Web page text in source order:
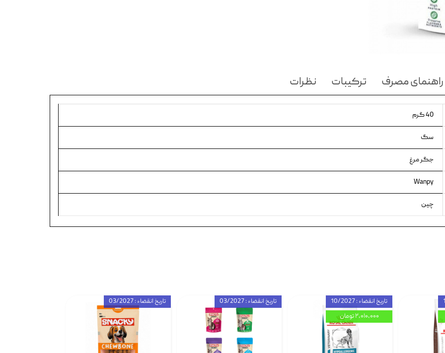
راهنمای مصرف ترکیبات نظرات
40 گرم
سگ
جگر مرغ
Wanpy
چین
تاریخ انقضاء : 03/2027 تاریخ انقضاء : 03/2027
تاریخ انقضاء : 10/2027
۲,۰۱۰,۰۰۰ تومان